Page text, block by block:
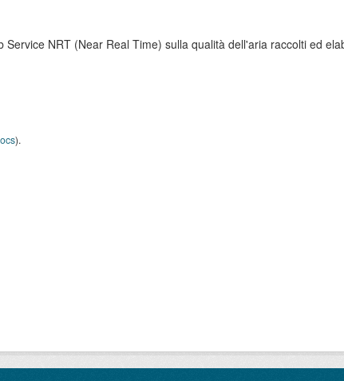
NRT (Near Real Time) sulla qualità dell'aria raccolti ed
).